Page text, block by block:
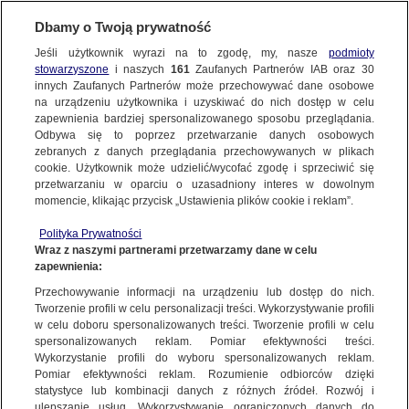
FAKTY | ZOBACZ FAKTY
Prawo i Sprawiedliwość składa do prokuratury kolejne zawiadomienia na
ministra Domańskiego
NAJNOWSZE
ZOBACZ FAKTY
FAKTY PO FAKTACH
FAKTY O ŚWIECIE
WIĘCEJ
KANAŁY
Dzień dobry!
Jedno konto do wszystkich usług
Dbamy o Twoją prywatność
Jeśli użytkownik wyrazi na to zgodę, my, nasze podmioty
stowarzyszone i naszych 161Zaufanych Partnerów IAB oraz 30
innych Zaufanych Partnerów może przechowywać dane osobowe
na urządzeniu użytkownika i uzyskiwać do nich dostęp w celu
zapewnienia bardziej spersonalizowanego sposobu przeglądania.
Odbywa się to poprzez przetwarzanie danych osobowych
zebranych z danych przeglądania przechowywanych w plikach
cookie. Użytkownik może udzielić/wycofać zgodę i sprzeciwić się
przetwarzaniu w oparciu o uzasadniony interes w dowolnym
momencie, klikając przycisk „Ustawienia plików cookie i reklam”.
Polityka Prywatności
Wraz z naszymi partnerami przetwarzamy dane w celu
zapewnienia:
Przechowywanie informacji na urządzeniu lub dostęp do nich.
Tworzenie profili w celu personalizacji treści. Wykorzystywanie profili
w celu doboru spersonalizowanych treści. Tworzenie profili w celu
spersonalizowanych reklam. Pomiar efektywności treści.
Wykorzystanie profili do wyboru spersonalizowanych reklam.
Pomiar efektywności reklam. Rozumienie odbiorców dzięki
statystyce lub kombinacji danych z różnych źródeł. Rozwój i